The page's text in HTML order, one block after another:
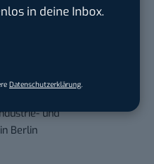
in deine Inbox.
Datenschutzerklärung.
Lead – ATPG & M...
und
in Berlin